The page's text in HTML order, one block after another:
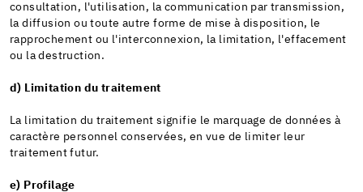
consultation, l'utilisation, la communication par transmission,
la diffusion ou toute autre forme de mise à disposition, le
rapprochement ou l'interconnexion, la limitation, l'effacement
ou la destruction.
d) Limitation du traitement
La limitation du traitement signifie le marquage de données à
caractère personnel conservées, en vue de limiter leur
traitement futur.
e) Profilage